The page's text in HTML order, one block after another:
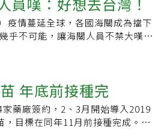
是臺灣第一位連續兩屆獲得世青賽
在最後一場比賽成功打敗來自尼日
而賽後她也在社群媒體提到，其實
奧運男子射箭團體賽銀牌：魏均
」——魏均珩在男子射箭團體賽奪得
澳洲、中國，並以6:0的好成績進入
二次挑戰奧運的魏均珩並不氣餒，
5266名65歲以下的居住者及員工
目標在11月前達成7成以上接種
全遏制，單日確診病例維持在400
時間看到確診數每天上上下下，
」，認為政府應該再次調升防疫等
境500名成年人進行調查結果顯
從受訪者職業來看，除自營業者中
高防疫規範。至於開始施打疫苗是
，大部分接種者反應良好，65歲以
3期臨床試驗及巴西的第3期臨床試
立說明，雖然臨床試驗結果顯示接
疾病管理廳先前公布預防接種計
員及入住者，約77萬6900人施打疫
續供給75萬人份劑量。為進行接種
院及3間區域傳染病專門醫院指定
疫情蔓延全球，各國海關成為擋下
乎不可能，讓海關人員不禁大嘆：
在機場隔離至採檢結果出爐。在
疫處巡查的海關人員主動搭話：
大學學過中文，對台灣的蚵仔煎念
疫人員宣傳台灣食物多好吃、海產
說得同事們都忍不住大嘆，「好
年底前接種完
藥廠簽約，2、3月開始導入2019
目標在同年11月前接種完成。韓